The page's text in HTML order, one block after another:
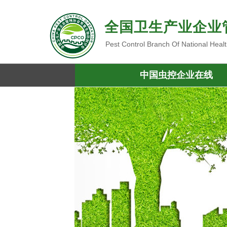
全国卫生产业企
Pest Control Branch Of National
中国虫控企业在线